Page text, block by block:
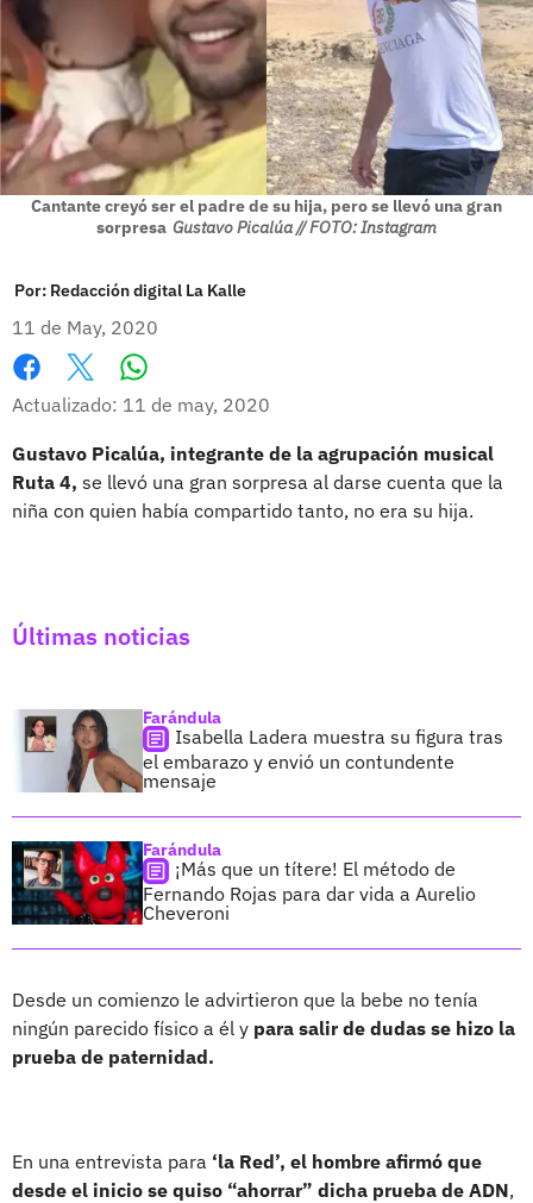
Cantante creyó ser el padre de su hija, pero se llevó una gran
sorpresa Gustavo Picalúa // FOTO: Instagram
Por: Redacción digital La Kalle
11 de May, 2020
Facebook
X
Actualizado: 11 de may, 2020
Gustavo Picalúa, integrante de la agrupación musical
Ruta 4, se llevó una gran sorpresa al darse cuenta que la
niña con quien había compartido tanto, no era su hija.
Últimas noticias
Farándula
Isabella Ladera muestra su figura tras
el embarazo y envió un contundente
mensaje
Farándula
¡Más que un títere! El método de
Fernando Rojas para dar vida a Aurelio
Cheveroni
Desde un comienzo le advirtieron que la bebe no tenía
ningún parecido físico a él y para salir de dudas se hizo la
prueba de paternidad.
En una entrevista para ‘la Red’, el hombre afirmó que
desde el inicio se quiso “ahorrar” dicha prueba de ADN,